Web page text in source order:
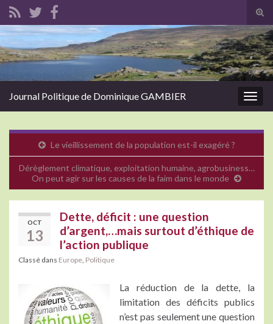
Search for:
Journal Politique de Dominique GAMBIER
Le vieillissement de la population est-il exagéré ?
Dérèglement climatique, exploitation humaine, agrobusiness…
On peut agir sur les causes de la faim dans le monde
OCT
13
Dette, déficit : une question
d’argent,…mais surtout d’éthique de
l’action publique
Classé dans Europe Politique
La réduction de la dette, la
limitation des déficits publics
n’est pas seulement une question